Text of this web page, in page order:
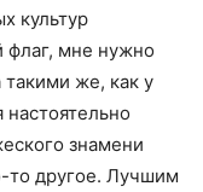
культур
флаг, мне нужно
же, как у
знамени
то другое. Лучшим